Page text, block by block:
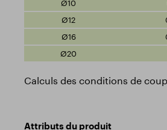
Calculs des conditions de
Attributs du produit